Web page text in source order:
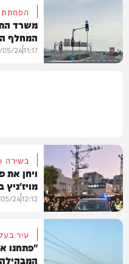
בחצרות הקודש
הפחתת
משרד
המחלף
11:17
05/24
בחצרות הקודש
בשירה
ויחן את
12:12
24
עיר
"פתחנו